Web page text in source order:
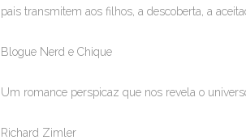
pais transmitem aos filhos, a descoberta, a
Blogue Nerd e Chique
Um romance perspicaz que nos revela o
Richard Zimler